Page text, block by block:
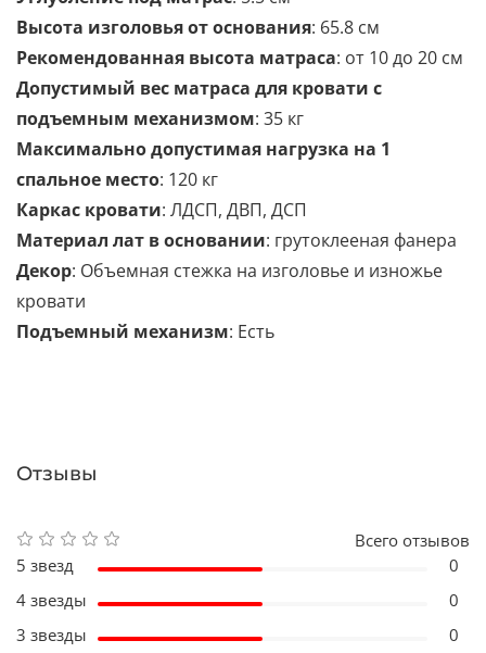
Высота изголовья от основания: 65.8 см
Рекомендованная высота матраса: от 10 до 20 см
Допустимый вес матраса для кровати с
подъемным механизмом: 35 кг
Максимально допустимая нагрузка на 1
спальное место: 120 кг
Каркас кровати: ЛДСП, ДВП, ДСП
Материал лат в основании: грутоклееная фанера
Декор: Объемная стежка на изголовье и изножье
кровати
Подъемный механизм: Есть
Отзывы
Всего отзывов
5 звезд
0
4 звезды
0
3 звезды
0